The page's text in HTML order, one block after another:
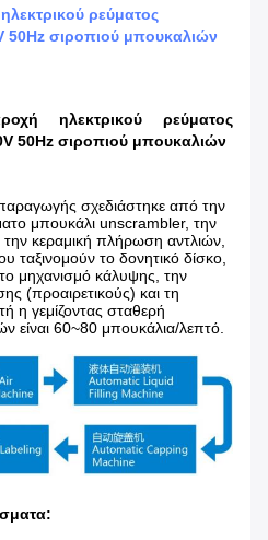
ρεύματος
50Hz σιροπιού μπουκαλιών
ηλεκτρικού ρεύματος
50Hz σιροπιού μπουκαλιών
σχεδιάστηκε από την
μπουκάλι unscrambler, την
κεραμική πλήρωση αντλιών,
το δονητικό δίσκο,
μηχανισμό κάλυψης, την
(προαιρετικούς) και τη
η γεμίζοντας σταθερή
είναι 60~80 μπουκάλια/λεπτό.